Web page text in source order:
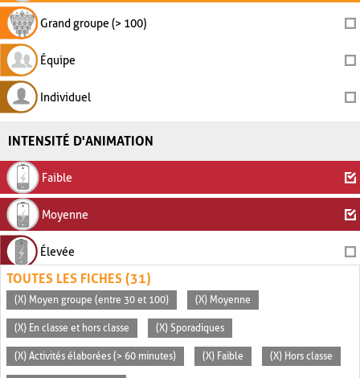
Grand groupe (> 100)
Équipe
Individuel
INTENSITÉ D'ANIMATION
Faible
Moyenne
Élevée
TOUTES LES FICHES (31)
(X) Moyen groupe (entre 30 et 100) (X) Moyenne
(X) En classe et hors classe (X) Sporadiques
(X) Activités élaborées (> 60 minutes) (X) Faible (X) Hors classe